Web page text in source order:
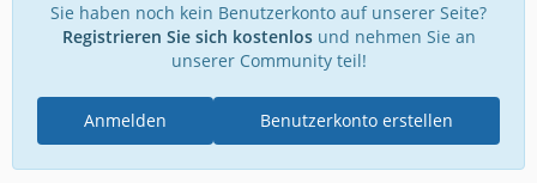
Sie haben noch kein Benutzerkonto auf unserer Seite?
Registrieren Sie sich kostenlosund nehmen Sie an
unserer Community teil!
Benutzerkonto erstellen
Anmelden